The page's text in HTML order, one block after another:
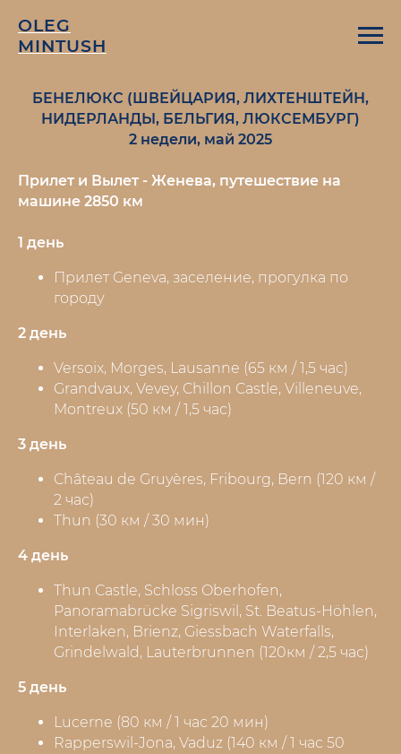
OLEG
MINTUSH
БЕНЕЛЮКС (ШВЕЙЦАРИЯ, ЛИХТЕНШТЕЙН,
НИДЕРЛАНДЫ, БЕЛЬГИЯ, ЛЮКСЕМБУРГ)
2 недели, май 2025
Прилет и Вылет - Женева, путешествие на
машине 2850 км
1 день
Прилет Geneva, заселение, прогулка по
городу
2 день
Versoix, Morges, Lausanne (65 км / 1,5 час)
Grandvaux, Vevey, Chillon Castle, Villeneuve,
Montreux (50 км / 1,5 час)
3 день
Château de Gruyères, Fribourg, Bern (120 км /
2 час)
Thun (30 км / 30 мин)
4 день
Thun Castle, Schloss Oberhofen,
Panoramabrücke Sigriswil, St. Beatus-Höhlen,
Interlaken, Brienz, Giessbach Waterfalls,
Grindelwald, Lauterbrunnen (120км / 2,5 час)
5 день
Lucerne (80 км / 1 час 20 мин)
Rapperswil-Jona, Vaduz (140 км / 1 час 50